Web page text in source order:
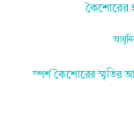
কৈশোরের
স্পর্শ কৈশোরের স্মৃতির